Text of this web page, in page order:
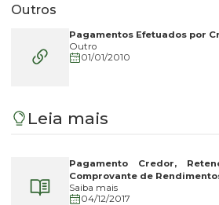
Outros
Pagamentos Efetuados por
Outro
01/01/2010
Leia mais
Pagamento Credor,
Comprovante de
Saiba mais
04/12/2017